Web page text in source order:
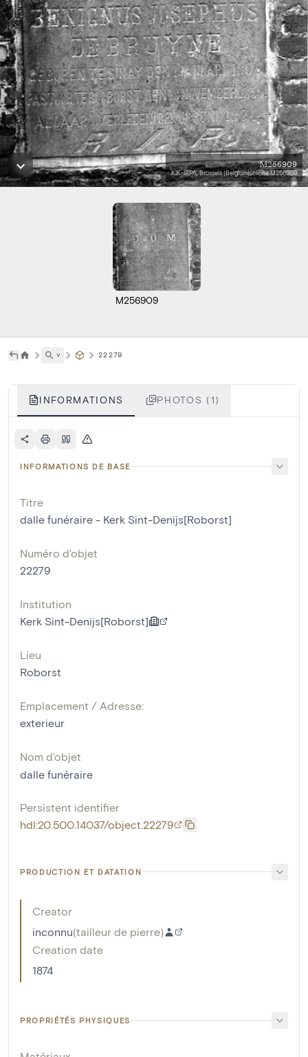
M256909
KIK-IRPA, Brussels (Belgium), cliché M256909
M256909
˅ 22279
INFORMATIONS PHOTOS (1)
INFORMATIONS DE BASE
Titre
dalle funéraire - Kerk Sint-Denijs[Roborst]
Numéro d'objet
22279
Institution
Kerk Sint-Denijs[Roborst]
Lieu
Roborst
Emplacement / Adresse:
exterieur
Nom d'objet
dalle funéraire
Persistent identifier
hdl:20.500.14037/object.22279
PRODUCTION ET DATATION
Creator
inconnu(tailleur de pierre)
Creation date
1874
PROPRIÉTÉS PHYSIQUES